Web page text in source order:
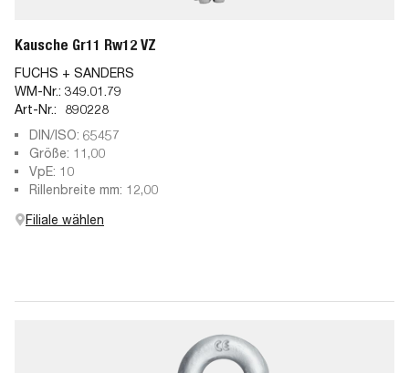
Kausche Gr11 Rw12 VZ
FUCHS + SANDERS
WM-Nr.: 349.01.79
Art-Nr.:
890228
DIN/ISO: 65457
Größe: 11,00
VpE: 10
Rillenbreite mm: 12,00
Filiale wählen